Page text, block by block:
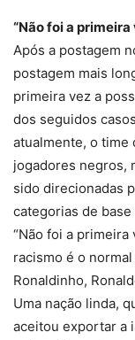
“Não foi a
Após a postagem
postagem mais
primeira vez a
dos seguidos
atualmente, o time
jogadores negros,
sido direcionadas
categorias de
“Não foi a primeira
racismo é o
Ronaldinho,
Uma nação linda,
aceitou exportar a